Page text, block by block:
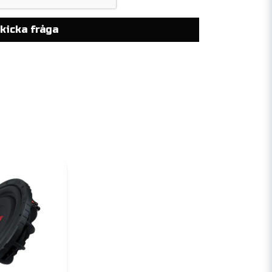
fråga